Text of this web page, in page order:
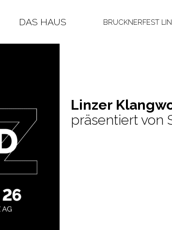
DAS HAUS BRUCKNERFEST
Lin­zer
präsentiert von